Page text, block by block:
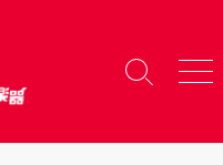
検
り
メ
ー